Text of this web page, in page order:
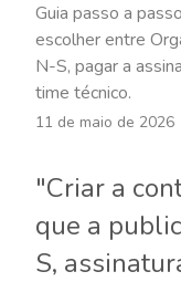
Guia passo a
escolher entre
N-S, pagar a
time técnico.
11 de maio de 2026
"Criar a
que a
S,